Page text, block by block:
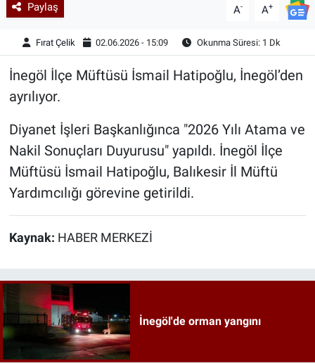
Paylaş A- A+
Fırat Çelik 02.06.2026 - 15:09 Okunma Süresi: 1 Dk
İnegöl İlçe Müftüsü İsmail Hatipoğlu, İnegöl’den
ayrılıyor.
Diyanet İşleri Başkanlığınca "2026 Yılı Atama ve
Nakil Sonuçları Duyurusu" yapıldı. İnegöl İlçe
Müftüsü İsmail Hatipoğlu, Balıkesir İl Müftü
Yardımcılığı görevine getirildi.
Kaynak: HABER MERKEZİ
İnegöl'de orman yangını
Yazarlar
Astroloji-Rüya